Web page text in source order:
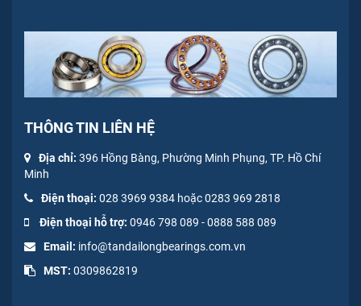
THÔNG TIN LIÊN HỆ
Địa chỉ: 396 Hồng Bàng, Phường Minh Phụng, TP. Hồ Chí
Minh
Điện thoại: 028 3969 9384 hoặc 0283 969 2818
Điện thoại hỗ trợ: 0946 798 089 -0888 588 089
Email: info@tandailongbearings.com.vn
MST: 0309862819